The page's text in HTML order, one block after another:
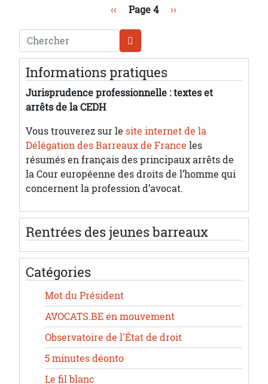
Page précédente
‹‹ Page 4 Page suivante
››
Chercher
Informations pratiques
Jurisprudence professionnelle : textes et
arrêts de la CEDH
Vous trouverez sur le site internet de la
Délégation des Barreaux de France les
résumés en français des principaux arrêts de
la Cour européenne des droits de l’homme qui
concernent la profession d’avocat.
Rentrées des jeunes barreaux
Catégories
Mot du Président
AVOCATS.BE en mouvement
Observatoire de l'État de droit
5 minutes déonto
Le fil blanc